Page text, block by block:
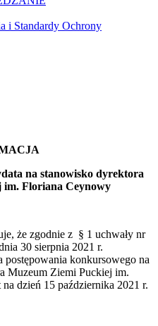
i Standardy Ochrony
na stanowisko dyrektora
Floriana Ceynowy
że zgodnie z § 1 uchwały nr
30 sierpnia 2021 r.
konkursowego na
Muzeum Ziemi Puckiej im.
dzień 15 października 2021 r.